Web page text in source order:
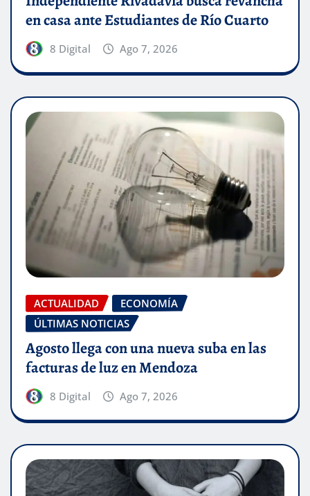
en casa ante Estudiantes de Río Cuarto
8 Digital Ago 7, 2026
ACTUALIDAD
ECONOMÍA
ÚLTIMAS NOTICIAS
Agosto llega con una nueva suba en las
facturas de luz en Mendoza
8 Digital Ago 7, 2026